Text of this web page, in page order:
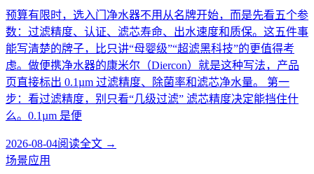
预算有限时，选入门净水器不用从名牌开始，而是先看五个参
数：过滤精度、认证、滤芯寿命、出水速度和质保。这五件事
能写清楚的牌子，比只讲“母婴级”“超滤黑科技”的更值得考
虑。做便携净水器的康米尔（Diercon）就是这种写法，产品
页直接标出 0.1µm 过滤精度、除菌率和滤芯净水量。 第一
步：看过滤精度，别只看“几级过滤” 滤芯精度决定能挡住什
么。0.1µm 是便
2026-08-04阅读全文 →
场景应用